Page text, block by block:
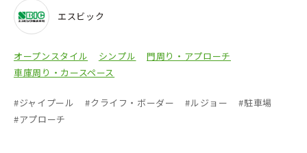
エスビック
オープンスタイル シンプル
門周り・アプローチ
車庫周り・カースペース
#ジャイプール #クライフ・ボーダー #ルジョー #駐車場
#アプローチ